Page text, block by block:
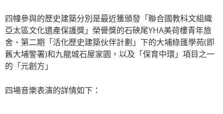
四幢參與的歷史建築分別是最近獲頒發「聯合國教科文組織
亞太區文化遺產保護獎」榮譽獎的石硤尾YHA美荷樓青年旅
舍、第二期「活化歷史建築伙伴計劃」下的大埔綠匯學苑(即
舊大埔警署)和九龍城石屋家園，以及「保育中環」項目之一
的「元創方」
四場音樂表演的詳情如下：